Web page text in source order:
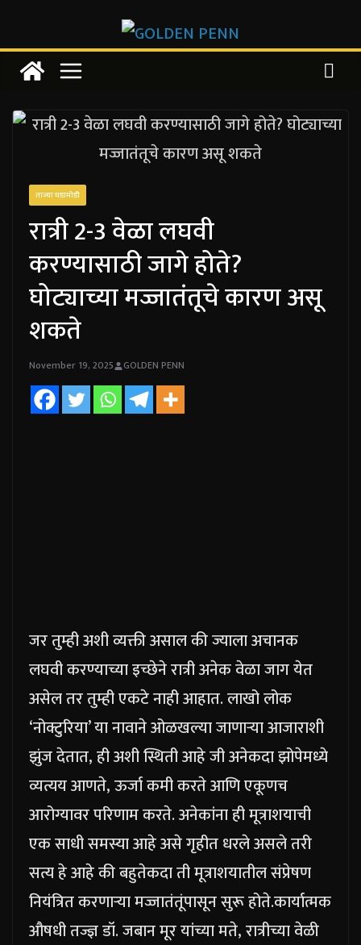
to
content
ताज्या घडामोडी
रात्री 2-3 वेळा लघवी
करण्यासाठी जागे होते?
घोट्याच्या मज्जातंतूचे कारण असू
शकते
November 19, 2025 GOLDEN PENN
जर तुम्ही अशी व्यक्ती असाल की ज्याला अचानक
लघवी करण्याच्या इच्छेने रात्री अनेक वेळा जाग येत
असेल तर तुम्ही एकटे नाही आहात. लाखो लोक
‘नोक्टुरिया’ या नावाने ओळखल्या जाणाऱ्या आजाराशी
झुंज देतात, ही अशी स्थिती आहे जी अनेकदा झोपेमध्ये
व्यत्यय आणते, ऊर्जा कमी करते आणि एकूणच
आरोग्यावर परिणाम करते.अनेकांना ही मूत्राशयाची
एक साधी समस्या आहे असे गृहीत धरले असले तरी
सत्य हे आहे की बहुतेकदा ती मूत्राशयातील संप्रेषण
नियंत्रित करणाऱ्या मज्जातंतूंपासून सुरू होते.कार्यात्मक
औषधी तज्ज्ञ डॉ. जबान मूर यांच्या मते, रात्रीच्या वेळी